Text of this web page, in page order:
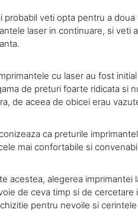
probabil veti opta pentru a
laser in continuare, si veti
cu laser au fost
de preturi foarte ridicata si
de aceea de obicei erau
ca preturile
mai confortabile si
acestea, alegerea
de ceva timp si de
pentru nevoile si